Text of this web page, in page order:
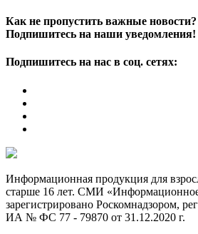
Как не пропустить важные новости?
Подпишитесь на наши уведомления!
Подпишитесь на нас в соц. сетях:
Информационная продукция для
старше 16 лет. СМИ
зарегистрировано Роскомнадзором,
ИА № ФС 77 - 79870 от 31.12.2020 г.